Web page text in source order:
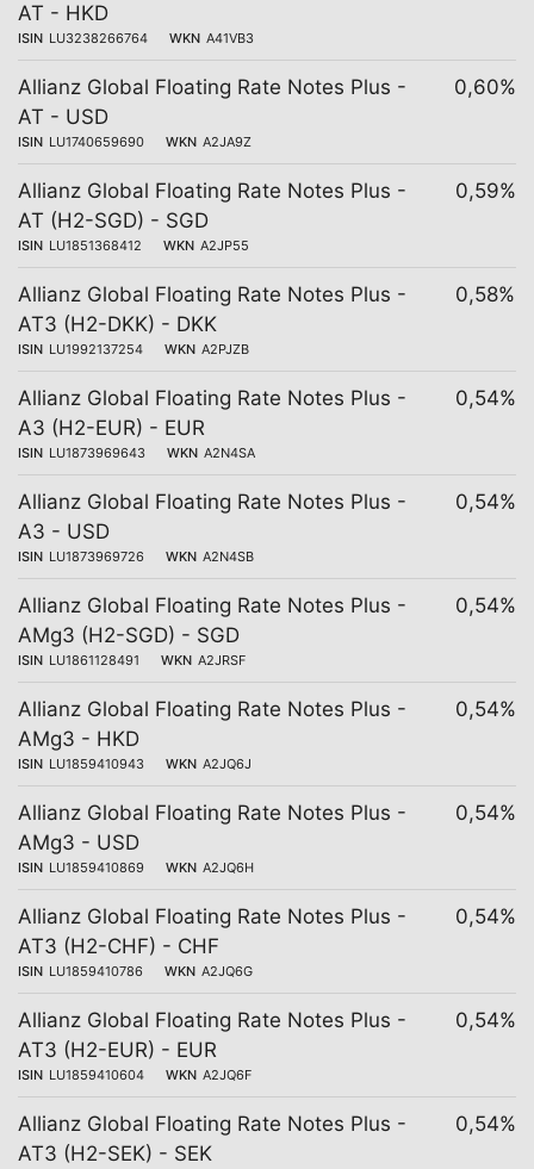
AT - HKD
ISIN LU3238266764 WKN A41VB3
Allianz Global Floating Rate Notes Plus -
AT - USD
ISIN LU1740659690 WKN A2JA9Z
0,60%
Allianz Global Floating Rate Notes Plus -
AT (H2-SGD) - SGD
ISIN LU1851368412 WKN A2JP55
0,59%
Allianz Global Floating Rate Notes Plus -
AT3 (H2-DKK) - DKK
ISIN LU1992137254 WKN A2PJZB
0,58%
Allianz Global Floating Rate Notes Plus -
A3 (H2-EUR) - EUR
ISIN LU1873969643 WKN A2N4SA
0,54%
Allianz Global Floating Rate Notes Plus -
A3 - USD
ISIN LU1873969726 WKN A2N4SB
0,54%
Allianz Global Floating Rate Notes Plus -
AMg3 (H2-SGD) - SGD
ISIN LU1861128491 WKN A2JRSF
0,54%
Allianz Global Floating Rate Notes Plus -
AMg3 - HKD
ISIN LU1859410943 WKN A2JQ6J
0,54%
Allianz Global Floating Rate Notes Plus -
AMg3 - USD
ISIN LU1859410869 WKN A2JQ6H
0,54%
Allianz Global Floating Rate Notes Plus -
AT3 (H2-CHF) - CHF
ISIN LU1859410786 WKN A2JQ6G
0,54%
Allianz Global Floating Rate Notes Plus -
AT3 (H2-EUR) - EUR
ISIN LU1859410604 WKN A2JQ6F
0,54%
Allianz Global Floating Rate Notes Plus -
AT3 (H2-SEK) - SEK
0,54%